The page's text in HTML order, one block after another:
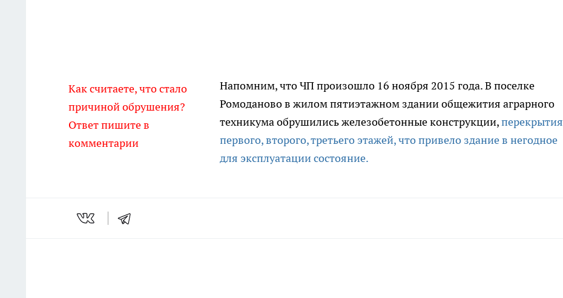
Как считаете, что стало
причиной обрушения?
Ответ пишите в
комментарии
Напомним, что ЧП произошло 16 ноября 2015 года. В поселке
Ромоданово в жилом пятиэтажном здании общежития аграрного
техникума обрушились железобетонные конструкции,перекрытия
первого, второго, третьего этажей, что привело здание в негодное
для эксплуатации состояние.